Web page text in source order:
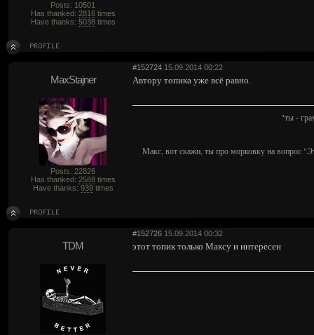
Posts: 10501
Has thanked: 2816times
Have thanks: 5038times
#152724 15.09.2014 00:22
MaxStajner
Posts: 22826
Has thanked: 2588times
Have thanks: 939times
Автору топика уже всё равно.
"ты -
Макс, вот скажи, ты про морковку на вопрос
#152726 15.09.2014 00:32
TDM этот топик только Максу и интересен